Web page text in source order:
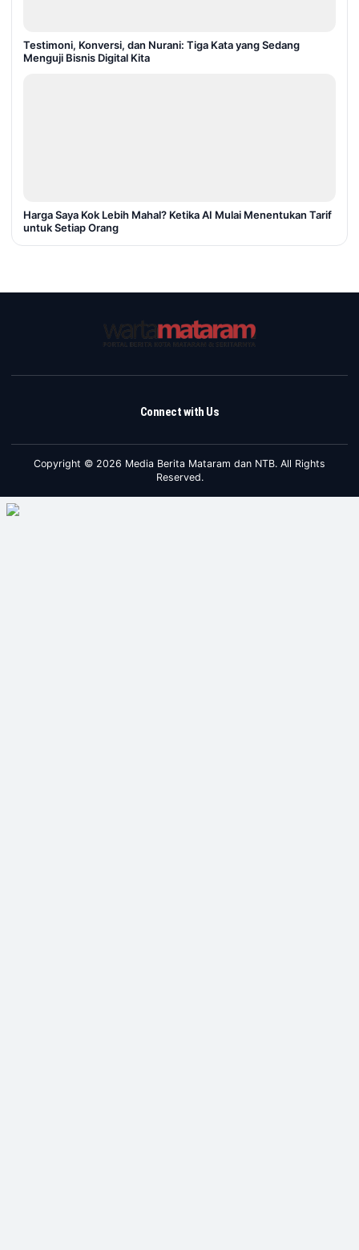
Testimoni, Konversi, dan Nurani: Tiga Kata yang Sedang
Menguji Bisnis Digital Kita
Harga Saya Kok Lebih Mahal? Ketika AI Mulai Menentukan Tarif
untuk Setiap Orang
Connect with Us
Copyright © 2026 Media Berita Mataram dan NTB. All Rights
Reserved.